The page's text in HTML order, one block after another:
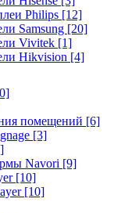
Philips [12]
Samsung [20]
Vivitek [1]
Hikvision [4]
помещений [6]
[3]
Navori [9]
[10]
[10]